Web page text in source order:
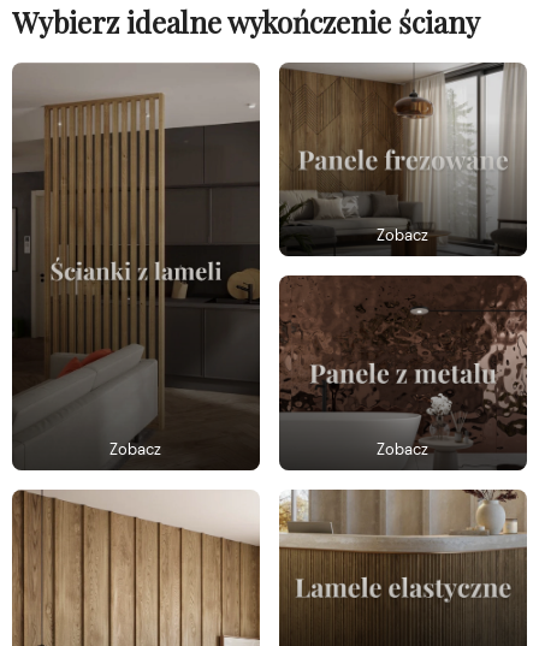
Wybierz idealne wykończenie ściany
Zobacz
Zobacz
Zobacz